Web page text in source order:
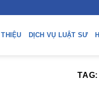
DỊCH VỤ LUẬT SƯ
TAG: